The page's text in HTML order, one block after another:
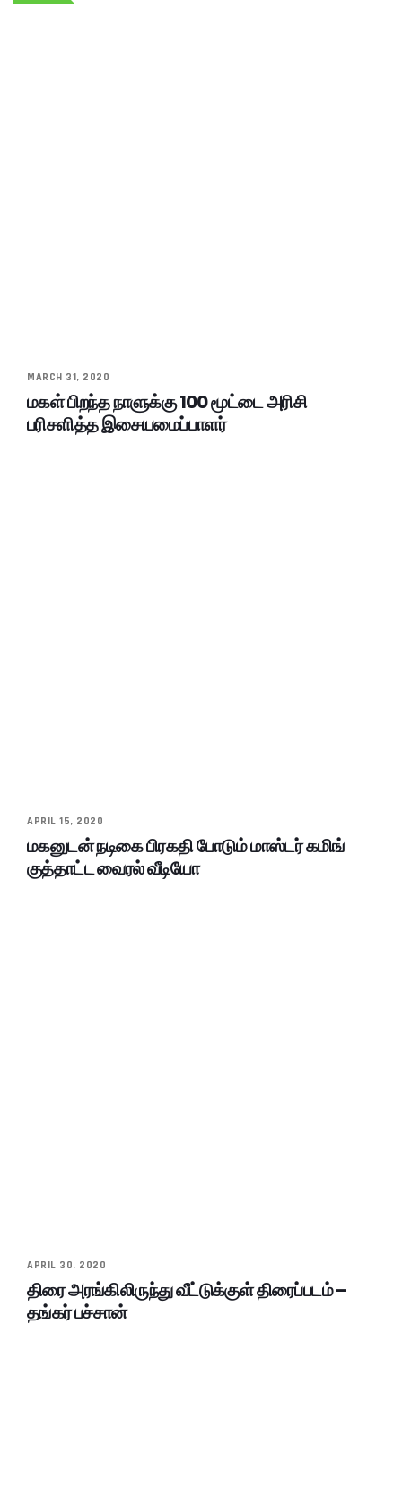
MARCH 31, 2020
மகள் பிறந்த நாளுக்கு 100 மூட்டை அரிசி
பரிசளித்த இசையமைப்பாளர்
APRIL 15, 2020
மகனுடன் நடிகை பிரகதி போடும் மாஸ்டர் கமிங்
குத்தாட்ட வைரல் வீடியோ
APRIL 30, 2020
திரை அரங்கிலிருந்து வீட்டுக்குள் திரைப்படம் –
தங்கர் பச்சான்